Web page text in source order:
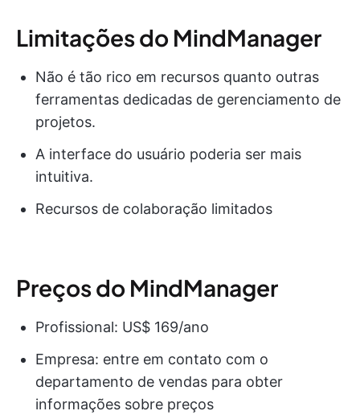
Limitações do MindManager
Não é tão rico em recursos quanto outras
ferramentas dedicadas de gerenciamento de
projetos.
A interface do usuário poderia ser mais
intuitiva.
Recursos de colaboração limitados
Preços do MindManager
Profissional: US$ 169/ano
Empresa: entre em contato com o
departamento de vendas para obter
informações sobre preços